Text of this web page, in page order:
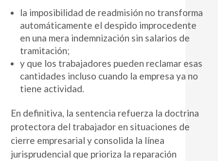
la imposibilidad de readmisión no transforma
automáticamente el despido improcedente
en una mera indemnización sin salarios de
tramitación;
y que los trabajadores pueden reclamar esas
cantidades incluso cuando la empresa ya no
tiene actividad.
En definitiva, la sentencia refuerza la doctrina
protectora del trabajador en situaciones de
cierre empresarial y consolida la línea
jurisprudencial que prioriza la reparación